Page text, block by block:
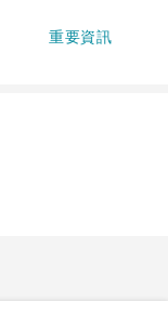
重要資訊